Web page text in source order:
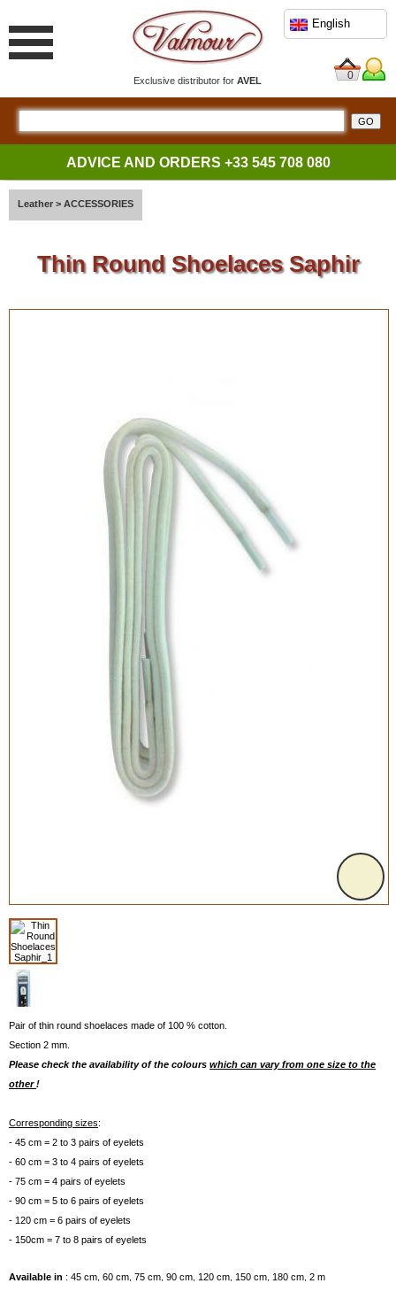
Exclusive distributor forAVEL
English
0
ADVICE AND ORDERS +33 545 708 080
Leather > ACCESSORIES
Thin Round Shoelaces Saphir
Pair of thin round shoelaces made of 100 % cotton.
Section 2 mm.
Please check the availability of the colours which can vary from one size to the
other!
Corresponding sizes:
- 45 cm = 2 to 3 pairs of eyelets
- 60 cm = 3 to 4 pairs of eyelets
- 75 cm = 4 pairs of eyelets
- 90 cm = 5 to 6 pairs of eyelets
- 120 cm = 6 pairs of eyelets
- 150cm = 7 to 8 pairs of eyelets
Available in : 45 cm, 60 cm, 75 cm, 90 cm, 120 cm, 150 cm, 180 cm, 2 m